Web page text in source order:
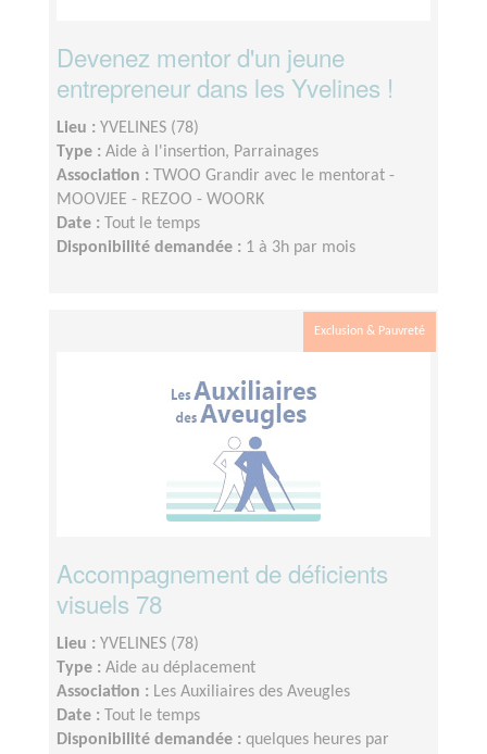
Devenez mentor d'un jeune
entrepreneur dans les Yvelines !
Lieu : YVELINES (78)
Type : Aide à l'insertion, Parrainages
Association :
TWOO Grandir avec le mentorat -
MOOVJEE - REZOO - WOORK
Date :
Tout le temps
Disponibilité demandée : 1 à 3h par mois
Exclusion & Pauvreté
Accompagnement de déficients
visuels 78
Lieu : YVELINES (78)
Type : Aide au déplacement
Association : Les Auxiliaires des Aveugles
Date :
Tout le temps
Disponibilité demandée : quelques heures par